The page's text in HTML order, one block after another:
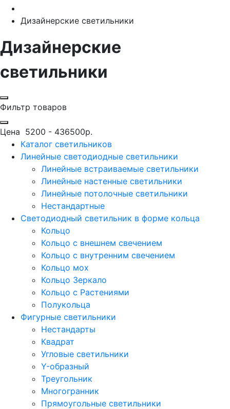
Дизайнерские светильники
Дизайнерские
светильники
Фильтр товаров
Цена 5200 - 436500р.
Каталог светильников
Линейные светодиодные светильники
Линейные встраиваемые светильники
Линейные настенные светильники
Линейные потолочные светильники
Нестандартные
Светодиодный светильник в форме кольца
Кольцо
Кольцо с внешнем свечением
Кольцо с внутренним свечением
Кольцо мох
Кольцо Зеркало
Кольцо с Растениями
Полукольца
Фигурные светильники
Нестандарты
Квадрат
Угловые светильники
Y-образный
Треугольник
Многогранник
Прямоугольные светильники